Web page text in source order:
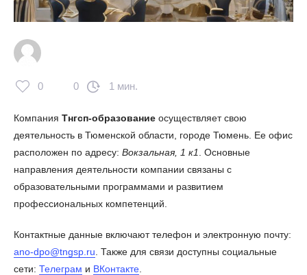
0 0 1 мин.
Компания Тнгсп-образование осуществляет свою
деятельность в Тюменской области, городе Тюмень. Ее офис
расположен по адресу: Вокзальная, 1 к1
. Основные
направления деятельности компании связаны с
образовательными программами и развитием
профессиональных компетенций.
Контактные данные включают телефон и электронную почту:
ano-dpo@tngsp.ru . Также для связи доступны социальные
сети: Телеграм и ВКонтакте